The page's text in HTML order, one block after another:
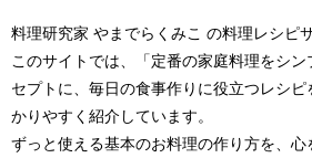
料理研究家 やまでらくみこ の料理レシピ
このサイトでは、「定番の家庭料理をシ
セプトに、毎日の食事作りに役立つレシ
かりやすく紹介しています。
ずっと使える基本のお料理の作り方を、